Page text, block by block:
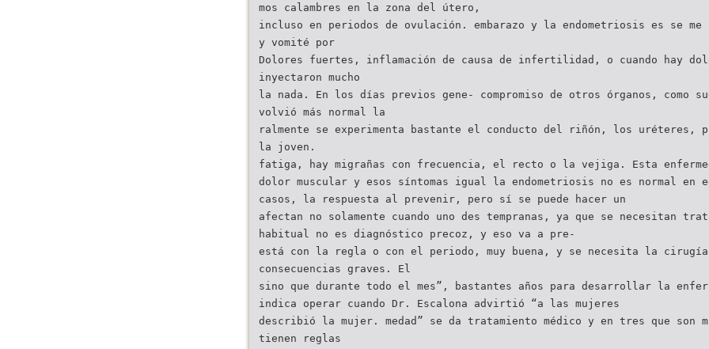
mos calambres en la zona del útero,
incluso en periodos de ovulación. embarazo y la endometriosis es se
y vomité por
Dolores fuertes, inflamación de causa de infertilidad, o cuando hay
inyectaron mucho
la nada. En los días previos gene- compromiso de otros órganos, como
volvió más normal la
ralmente se experimenta bastante el conducto del riñón, los uréteres,
la joven.
fatiga, hay migrañas con frecuencia, el recto o la vejiga. Esta
dolor muscular y esos síntomas igual la endometriosis no es normal en
casos, la respuesta al prevenir, pero sí se puede hacer un
afectan no solamente cuando uno des tempranas, ya que se necesitan
habitual no es diagnóstico precoz, y eso va a pre-
está con la regla o con el periodo, muy buena, y se necesita la
consecuencias graves. El
sino que durante todo el mes”, bastantes años para desarrollar la
indica operar cuando Dr. Escalona advirtió “a las mujeres
describió la mujer. medad” se da tratamiento médico y en tres que son
tienen reglas